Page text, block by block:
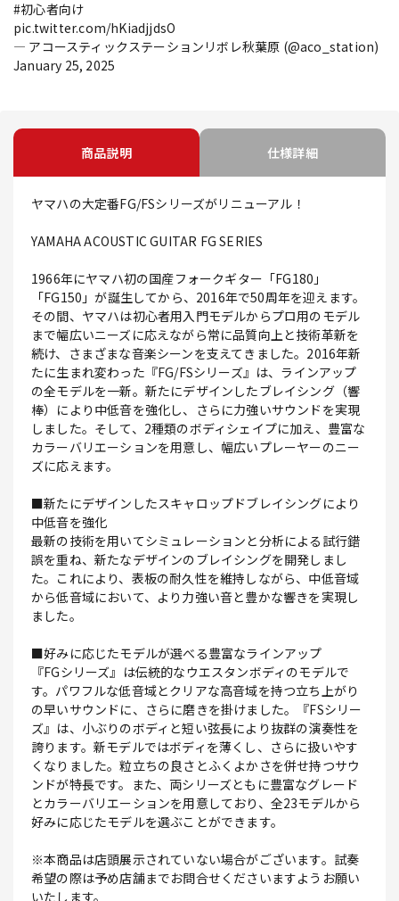
#初心者向け
pic.twitter.com/hKiadjjdsO
— アコースティックステーションリボレ秋葉原 (@aco_station)
January 25, 2025
商品説明 仕様詳細
ヤマハの大定番FG/FSシリーズがリニューアル！
YAMAHA ACOUSTIC GUITAR FG SERIES
1966年にヤマハ初の国産フォークギター「FG180」
「FG150」が誕生してから、2016年で50周年を迎えます。
その間、ヤマハは初心者用入門モデルからプロ用のモデル
まで幅広いニーズに応えながら常に品質向上と技術革新を
続け、さまざまな音楽シーンを支えてきました。2016年新
たに生まれ変わった『FG/FSシリーズ』は、ラインアップ
の全モデルを一新。新たにデザインしたブレイシング（響
棒）により中低音を強化し、さらに力強いサウンドを実現
しました。そして、2種類のボディシェイプに加え、豊富な
カラーバリエーションを用意し、幅広いプレーヤーのニー
ズに応えます。
■新たにデザインしたスキャロップドブレイシングにより
中低音を強化
最新の技術を用いてシミュレーションと分析による試行錯
誤を重ね、新たなデザインのブレイシングを開発しまし
た。これにより、表板の耐久性を維持しながら、中低音域
から低音域において、より力強い音と豊かな響きを実現し
ました。
■好みに応じたモデルが選べる豊富なラインアップ
『FGシリーズ』は伝統的なウエスタンボディのモデルで
す。パワフルな低音域とクリアな高音域を持つ立ち上がり
の早いサウンドに、さらに磨きを掛けました。『FSシリー
ズ』は、小ぶりのボディと短い弦長により抜群の演奏性を
誇ります。新モデルではボディを薄くし、さらに扱いやす
くなりました。粒立ちの良さとふくよかさを併せ持つサウ
ンドが特長です。また、両シリーズともに豊富なグレード
とカラーバリエーションを用意しており、全23モデルから
好みに応じたモデルを選ぶことができます。
※本商品は店頭展示されていない場合がございます。試奏
希望の際は予め店舗までお問合せくださいますようお願い
いたします。